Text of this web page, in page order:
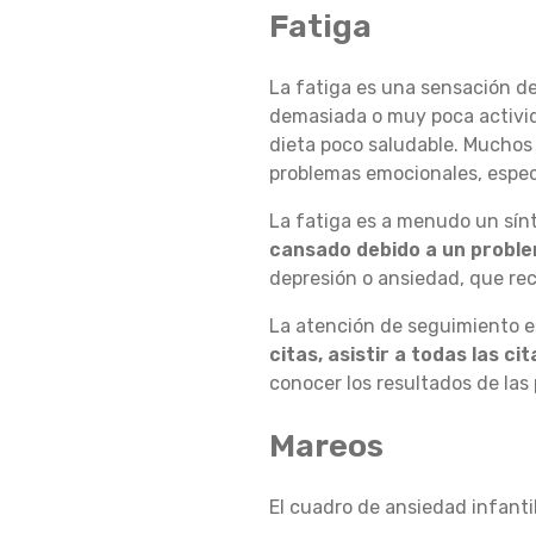
O
D
E
A
N
Fatiga
La fatiga es una sensación
demasiada o muy poca
dieta poco saludable.
problemas emocionales,
La fatiga es a menudo un
cansado debido a un
depresión o ansiedad, que
La atención de seguimiento
citas, asistir a todas las
conocer los resultados de
Mareos
El cuadro de ansiedad